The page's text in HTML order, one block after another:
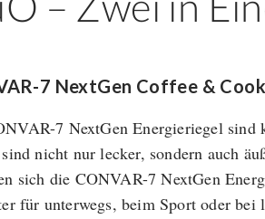
7 NextGen Coffee &
7 NextGen Energieriegel sind
nicht nur lecker, sondern auch
sich die CONVAR-7 NextGen
für unterwegs, beim Sport oder bei